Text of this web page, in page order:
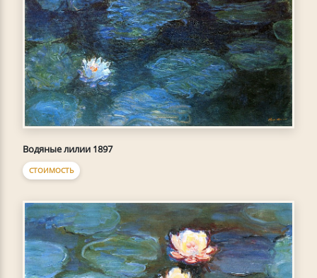
Водяные лилии 1897
СТОИМОСТЬ